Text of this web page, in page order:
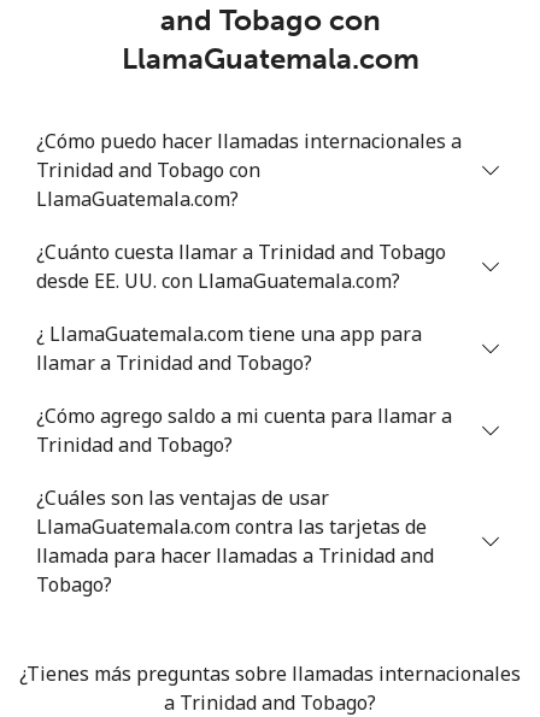
95 min por ⁦$10⁩
Tunisia
Celular ⁦150.9¢⁩ 6 min por ⁦$10⁩
Turkey
Línea fija ⁦5.9¢⁩ 169 min por ⁦$10⁩
Turkmenistan
Línea fija
Celular 20 min por ⁦$10⁩ ⁦25¢⁩
and Tobago con
LlamaGuatemala.com
¿Cómo puedo hacer llamadas internacionales a
Trinidad and Tobago con
LlamaGuatemala.com?
¿Cuánto cuesta llamar a Trinidad and Tobago
desde EE. UU. con LlamaGuatemala.com?
¿ LlamaGuatemala.com tiene una app para
llamar a Trinidad and Tobago?
¿Cómo agrego saldo a mi cuenta para llamar a
Trinidad and Tobago?
¿Cuáles son las ventajas de usar
LlamaGuatemala.com contra las tarjetas de
llamada para hacer llamadas a Trinidad and
Tobago?
¿Tienes más preguntas sobre llamadas internacionales
a Trinidad and Tobago?